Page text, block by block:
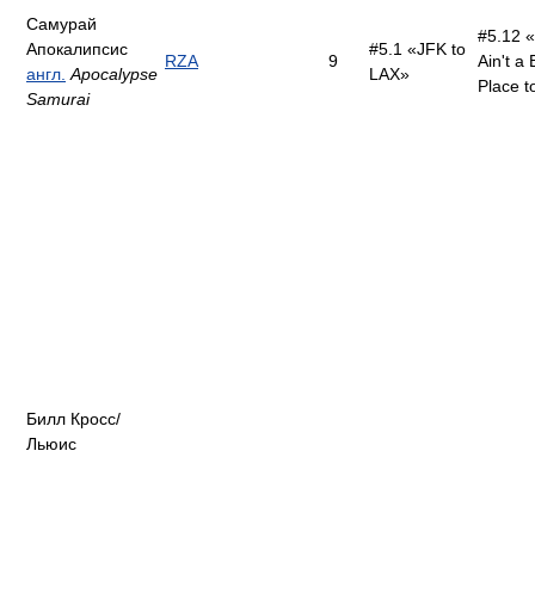
Самурай
Апокалипсис
англ. Apocalypse
Samurai
RZA 9
#5.1 «JFK to
LAX»
#5.12
Ain't a
Place
Билл Кросс/
Льюис